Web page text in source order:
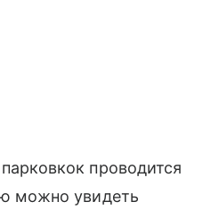
проводится
можно увидеть